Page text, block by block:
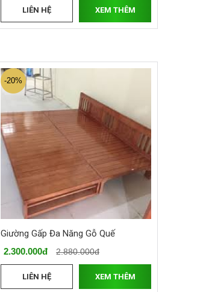
LIÊN HỆ XEM THÊM
Giường Gấp Đa Năng Gỗ Quế
2.300.000đ 2.880.000đ
-20%
LIÊN HỆ XEM THÊM